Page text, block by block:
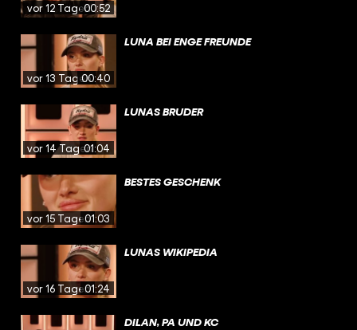
vor 12 Tagen00:52
vor 13 Tagen00:40
LUNA BEI ENGE FREUNDE
vor 14 Tagen01:04
LUNAS BRUDER
vor 15 Tagen01:03
BESTES GESCHENK
vor 16 Tagen01:24
LUNAS WIKIPEDIA
DILAN, PA UND KC